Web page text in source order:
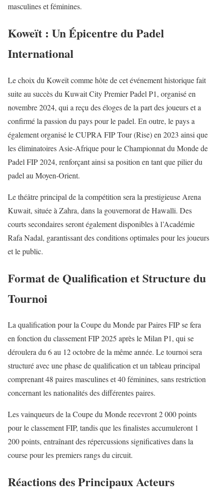
masculines et féminines.
Koweït : Un Épicentre du Padel
International
Le choix du Koweït comme hôte de cet événement historique fait
suite au succès du Kuwait City Premier Padel P1, organisé en
novembre 2024, qui a reçu des éloges de la part des joueurs et a
confirmé la passion du pays pour le padel. En outre, le pays a
également organisé le CUPRA FIP Tour (Rise) en 2023 ainsi que
les éliminatoires Asie-Afrique pour le Championnat du Monde de
Padel FIP 2024, renforçant ainsi sa position en tant que pilier du
padel au Moyen-Orient.
Le théâtre principal de la compétition sera la prestigieuse Arena
Kuwait, située à Zahra, dans la gouvernorat de Hawalli. Des
courts secondaires seront également disponibles à l’Académie
Rafa Nadal, garantissant des conditions optimales pour les joueurs
et le public.
Format de Qualification et Structure du
Tournoi
La qualification pour la Coupe du Monde par Paires FIP se fera
en fonction du classement FIP 2025 après le Milan P1, qui se
déroulera du 6 au 12 octobre de la même année. Le tournoi sera
structuré avec une phase de qualification et un tableau principal
comprenant 48 paires masculines et 40 féminines, sans restriction
concernant les nationalités des différentes paires.
Les vainqueurs de la Coupe du Monde recevront 2 000 points
pour le classement FIP, tandis que les finalistes accumuleront 1
200 points, entraînant des répercussions significatives dans la
course pour les premiers rangs du circuit.
Réactions des Principaux Acteurs